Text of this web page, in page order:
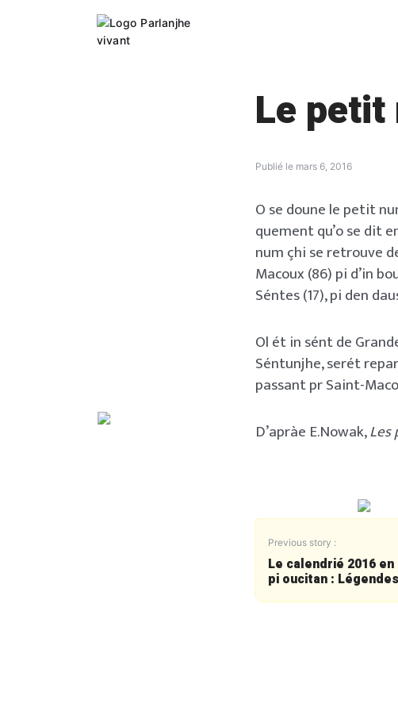
Le petit
Publié le mars 6, 2016
O se doune le petit
quement qu’o se dit
num çhi se retrouve
Macoux (86) pi d’in
Séntes (17), pi den
Ol ét in sént de
Séntunjhe, serét
passant pr Saint-
D’apràe E.Nowak,Les
Previous story :
Le calendrié 2016
pi oucitan : Légendes